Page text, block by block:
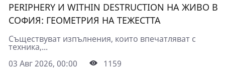
PERIPHERY И WITHIN DESTRUCTION НА ЖИВО В
СОФИЯ: ГЕОМЕТРИЯ НА ТЕЖЕСТТА
Съществуват изпълнения, които впечатляват с
техника,...
03 Авг 2026, 00:00
1159